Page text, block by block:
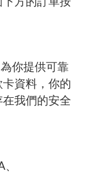
你提供可靠
資料，你的
我們的安全